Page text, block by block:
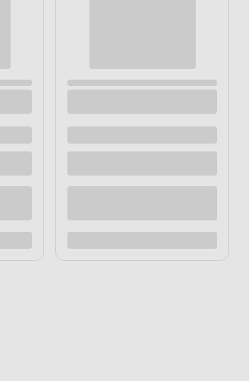
Dostępne z dostawą
Dostępne w sklepie
Kup teraz